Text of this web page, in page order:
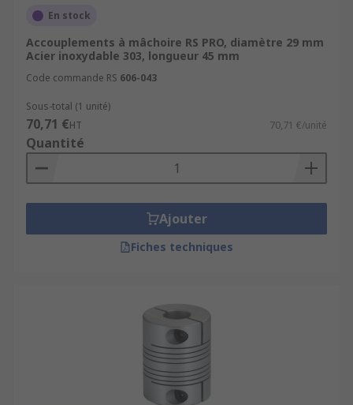
automatisation.
Les avantages RS
Livraison rapide (24-48h)
50 €.
Expertise technique RS
bon modèle.
Service client personnalisépour
accompagner vos projets.
En stock
Accouplements à mâchoire RS PRO, diamètre 29 mm
Acier inoxydable 303, longueur 45 mm
Code commande RS 606-043
Sous-total (1 unité)
70,71 €HT 70,71 €/unité
Quantité
Ajouter
Fiches techniques